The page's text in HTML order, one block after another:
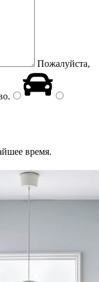
Пожалуйста,
.
время.